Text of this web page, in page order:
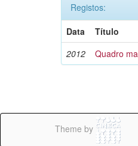
Registos:
Data
Título
2012
Quadro
Theme by